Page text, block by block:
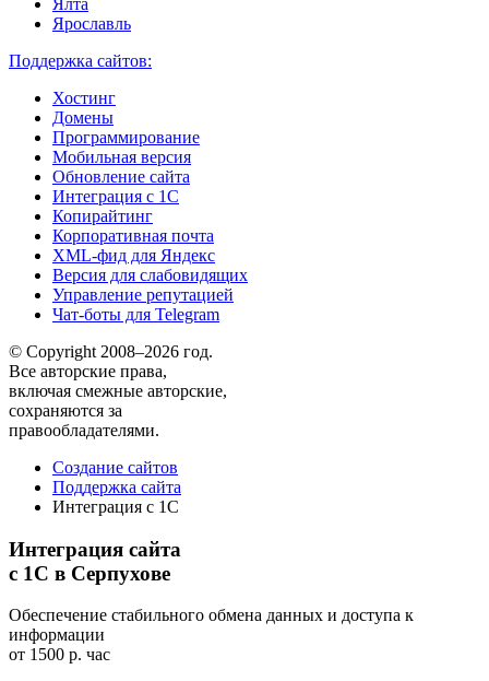
Ялта
Ярославль
Поддержка сайтов:
Хостинг
Домены
Программирование
Мобильная версия
Обновление сайта
Интеграция с 1С
Копирайтинг
Корпоративная почта
XML-фид для Яндекс
Версия для слабовидящих
Управление репутацией
Чат-боты для Telegram
© Copyright 2008–2026 год.
Все авторские права,
включая смежные авторские,
сохраняются за
правообладателями.
Создание сайтов
Поддержка сайта
Интеграция с 1С
Интеграция сайта
с 1С в Серпухове
Обеспечение стабильного обмена данных и доступа к
информации
от 1500 р. час